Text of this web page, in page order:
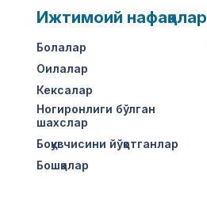
Ижтимоий нафақалар
Болалар
Оилалар
Кексалар
Ногиронлиги бўлган
шахслар
Боқувчисини йўқотганлар
Бошқалар